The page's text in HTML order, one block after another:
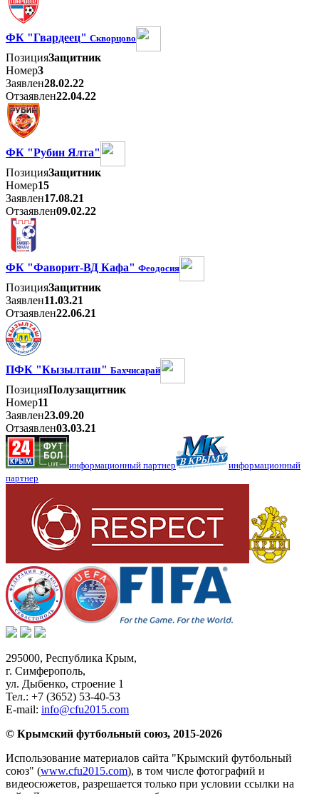
ФК "Гвардеец" Скворцово
ПозицияЗащитник
Номер3
Заявлен28.02.22
Отзаявлен22.04.22
ФК "Рубин Ялта"
ПозицияЗащитник
Номер15
Заявлен17.08.21
Отзаявлен09.02.22
ФК "Фаворит-ВД Кафа" Феодосия
ПозицияЗащитник
Заявлен11.03.21
Отзаявлен22.06.21
ПФК "Кызылташ" Бахчисарай
ПозицияПолузащитник
Номер11
Заявлен23.09.20
Отзаявлен03.03.21
информационный партнер
информационный
партнер
295000, Республика Крым,
г. Симферополь,
ул. Дыбенко, строение 1
Тел.: +7 (3652) 53-40-53
E-mail: info@cfu2015.com
© Крымский футбольный союз, 2015-2026
Использование материалов сайта "Крымский футбольный
союз" (www.cfu2015.com), в том числе фотографий и
видеосюжетов, разрешается только при условии ссылки на